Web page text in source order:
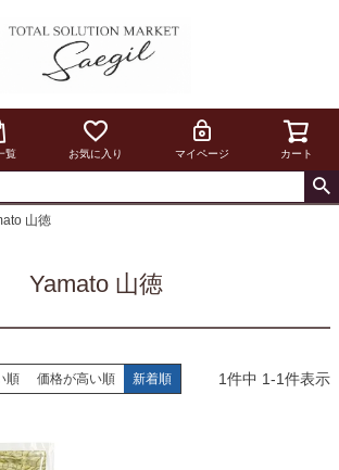
覧 お気に入り マイページ カート
山徳
Yamato 山徳
順 価格が高い順 新着順 1件中 1-1件表示